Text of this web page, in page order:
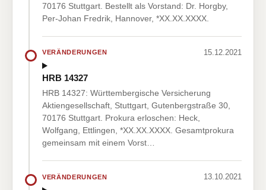
70176 Stuttgart. Bestellt als Vorstand: Dr. Horgby,
Per-Johan Fredrik, Hannover, *XX.XX.XXXX.
VERÄNDERUNGEN 15.12.2021
HRB 14327
HRB 14327: Württembergische Versicherung
Aktiengesellschaft, Stuttgart, Gutenbergstraße 30,
70176 Stuttgart. Prokura erloschen: Heck,
Wolfgang, Ettlingen, *XX.XX.XXXX. Gesamtprokura
gemeinsam mit einem Vorst…
VERÄNDERUNGEN 13.10.2021